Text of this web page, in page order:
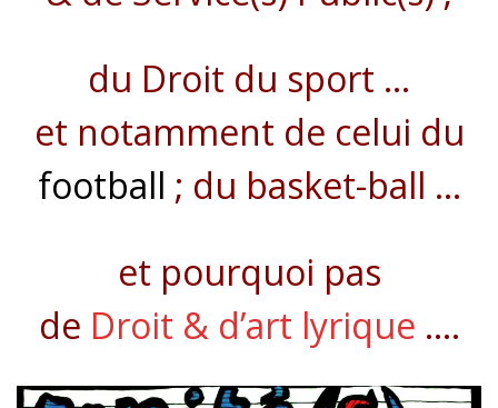
du Droit du sport …
et notamment de celui du
football ; du basket-ball …
et pourquoi pas
de Droit & d’art lyrique ….